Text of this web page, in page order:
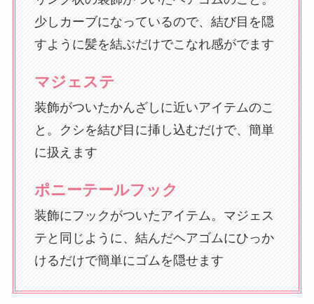
少しカーブになっているので、結び目を隠
すように髪を結ぶだけでこなれ感がでます
マジェステ
装飾がついたかんざしに近いアイテムのこ
と。クシを結び目に挿し込むだけで、簡単
に扱えます
ポニーテールフック
装飾にフックがついたアイテム。マジェス
テと同じように、結んだヘアゴムにひっか
けるだけで簡単にゴムを隠せます